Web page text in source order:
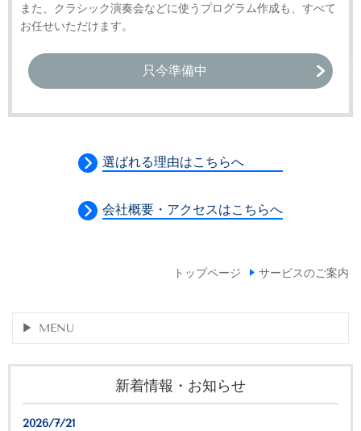
また、クラシック演奏会などに使うプログラム作成も、すべて
お任せいただけます。
只今準備中
選ばれる理由はこちらへ
会社概要・アクセスはこちらへ
トップページ サービスのご案内
MENU
新着情報・お知らせ
2026/7/21